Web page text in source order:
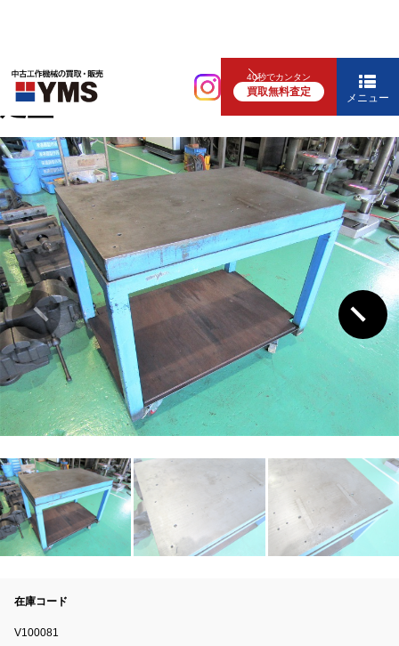
40秒でカンタン
買取無料査定 メニュー
補要工具・機械周辺機器
定盤
在庫コード
V100081